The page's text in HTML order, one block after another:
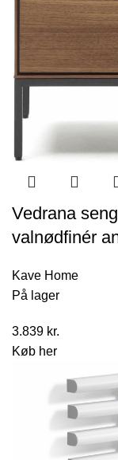
Vedrana
valnødfinér
Kave Home
På lager
3.839 kr.
Køb her